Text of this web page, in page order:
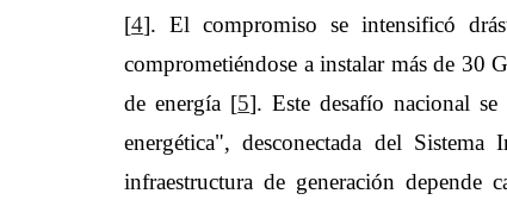
[4]. El compromiso se intensificó
comprometiéndose a instalar más de 30
de energía [5]. Este desafío nacional
energética", desconectada del
infraestructura de generación